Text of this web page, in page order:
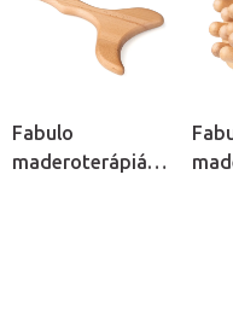
Fabulo
maderoterápiás